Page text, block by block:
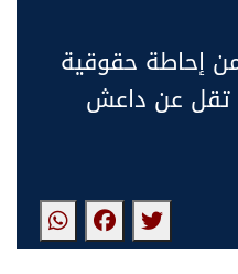
إحاطة حقوقية
تقل عن داعش